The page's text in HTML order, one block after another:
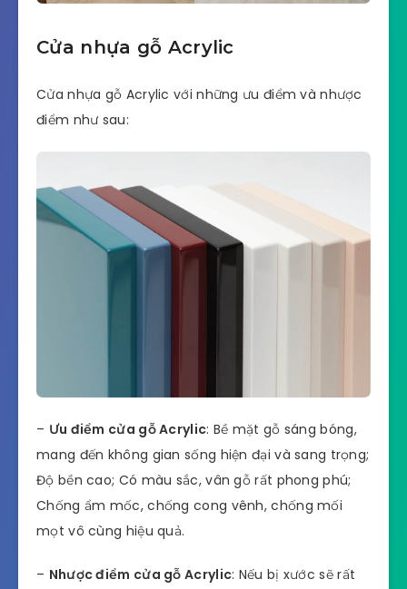
Cửa nhựa gỗ Acrylic
Cửa nhựa gỗ Acrylic với những ưu điểm và nhược
điểm như sau:
– Ưu điểm cửa gỗ Acrylic: Bề mặt gỗ sáng bóng,
mang đến không gian sống hiện đại và sang trọng;
Độ bền cao; Có màu sắc, vân gỗ rất phong phú;
Chống ẩm mốc, chống cong vênh, chống mối
mọt vô cùng hiệu quả.
– Nhược điểm cửa gỗ Acrylic: Nếu bị xước sẽ rất